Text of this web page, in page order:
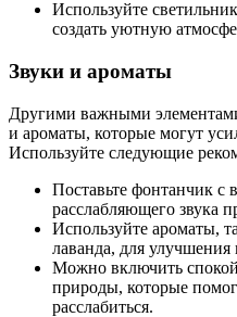
Используйте
создать уютную
Звуки и ароматы
Другими важными
и ароматы, которые могут
Используйте следующие
Поставьте фонтанчик с
расслабляющего звука
Используйте ароматы,
лаванда, для улучшения
Можно включить
природы, которые
расслабиться.